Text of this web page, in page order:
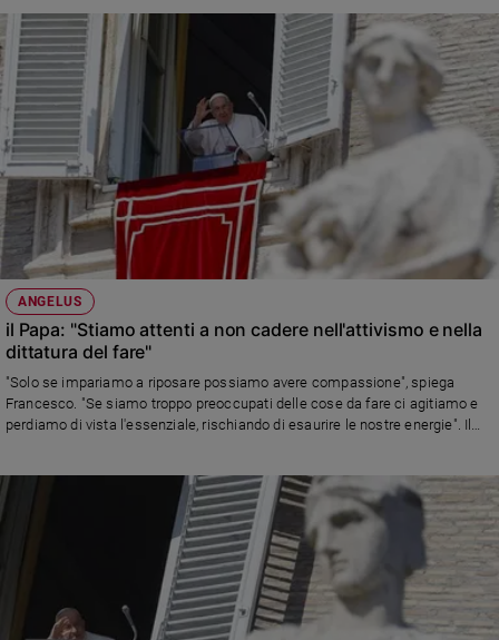
Santi
Devozione
e
fede
Parola
del
giorno
Santo
giorno
Società
e
valori
Ambiente
e
Creato
Diritti
settimana
ANGELUS
il Papa: "Stiamo attenti a non cadere nell'attivismo e nella
dittatura del fare"
"Solo se impariamo a riposare possiamo avere compassione", spiega
Francesco. "Se siamo troppo preoccupati delle cose da fare ci agitiamo e
perdiamo di vista l'essenziale, rischiando di esaurire le nostre energie". Il